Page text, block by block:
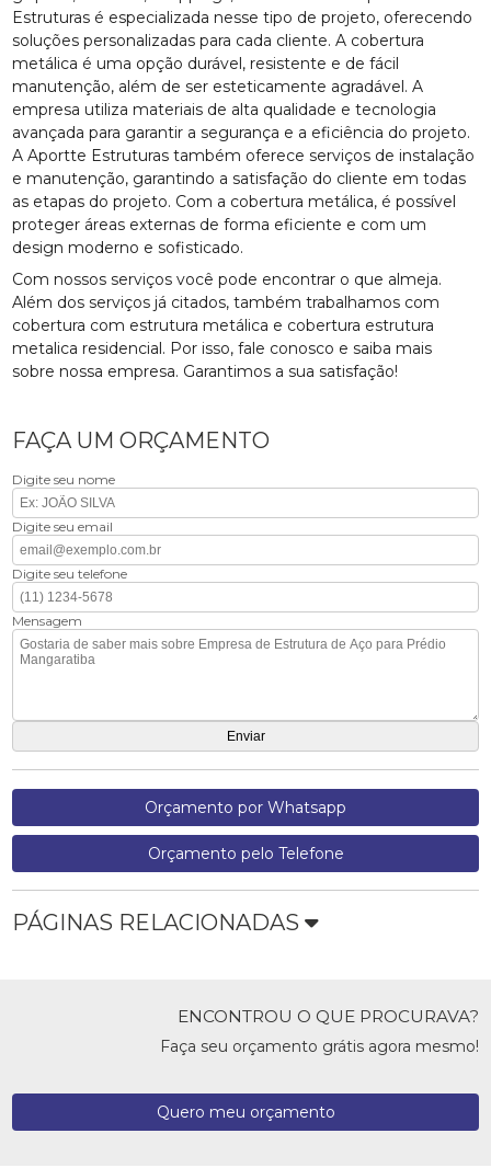
Estruturas é especializada nesse tipo de projeto, oferecendo
soluções personalizadas para cada cliente. A cobertura
metálica é uma opção durável, resistente e de fácil
manutenção, além de ser esteticamente agradável. A
empresa utiliza materiais de alta qualidade e tecnologia
avançada para garantir a segurança e a eficiência do projeto.
A Aportte Estruturas também oferece serviços de instalação
e manutenção, garantindo a satisfação do cliente em todas
as etapas do projeto. Com a cobertura metálica, é possível
proteger áreas externas de forma eficiente e com um
design moderno e sofisticado.
Com nossos serviços você pode encontrar o que almeja.
Além dos serviços já citados, também trabalhamos com
cobertura com estrutura metálica e cobertura estrutura
metalica residencial. Por isso, fale conosco e saiba mais
sobre nossa empresa. Garantimos a sua satisfação!
FAÇA UM ORÇAMENTO
Digite seu nome
Digite seu email
Digite seu telefone
Mensagem
Orçamento por Whatsapp
Orçamento pelo Telefone
PÁGINAS RELACIONADAS
ENCONTROU O QUE PROCURAVA?
Faça seu orçamento grátis agora mesmo!
Quero meu orçamento